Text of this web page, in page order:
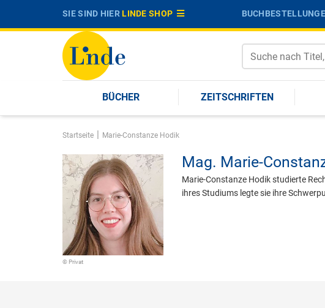
SIE SIND HIERLINDE SHOP
BÜCHER ZEITSCHRIFTEN
Startseite | Marie-Constanze Hodik
© Privat
Mag. Marie-
Marie-Constanze Hodik studierte
ihres Studiums legte sie ihre